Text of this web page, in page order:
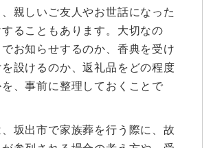
親しいご友人やお世話になった
ることもあります。大切なの
お知らせするのか、香典を受け
設けるのか、返礼品をどの程度
、事前に整理しておくことで
坂出市で家族葬を行う際に、故